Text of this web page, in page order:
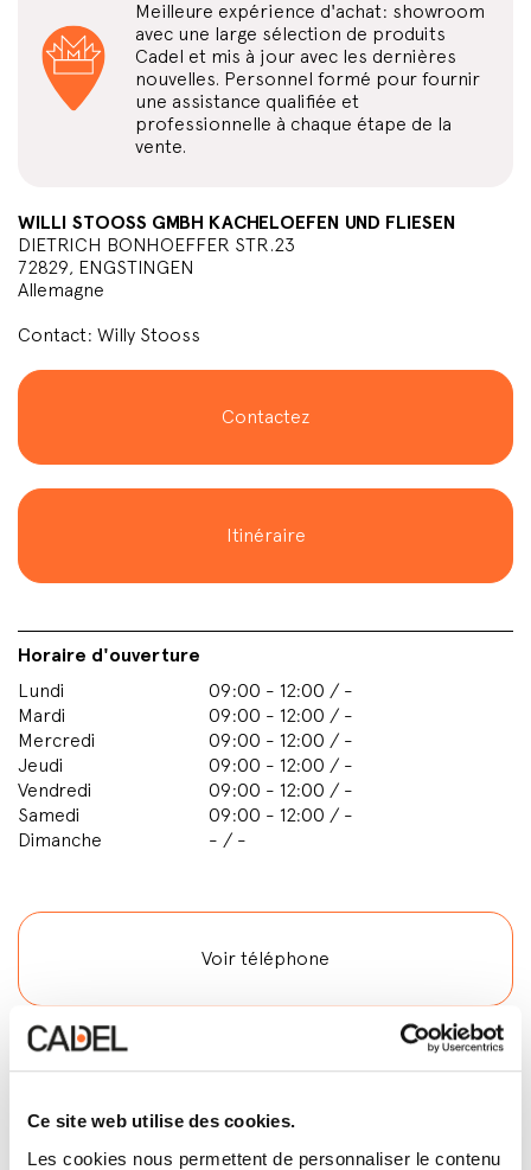
Ce site web utilise des cookies.
Les cookies nous permettent de personnaliser le contenu
Meilleure expérience d'achat: showroom
avec une large sélection de produits
Cadel et mis à jour avec les dernières
nouvelles. Personnel formé pour fournir
une assistance qualifiée et
professionnelle à chaque étape de la
vente.
WILLI STOOSS GMBH KACHELOEFEN UND FLIESEN
DIETRICH BONHOEFFER STR.23
72829, ENGSTINGEN
Allemagne
Contact: Willy Stooss
Contactez
Itinéraire
Horaire d'ouverture
Lundi
09:00 - 12:00 / -
Mardi
09:00 - 12:00 / -
Mercredi
09:00 - 12:00 / -
Jeudi
09:00 - 12:00 / -
Vendredi
09:00 - 12:00 / -
Samedi
09:00 - 12:00 / -
Dimanche
- / -
Voir téléphone
Voir E-mail